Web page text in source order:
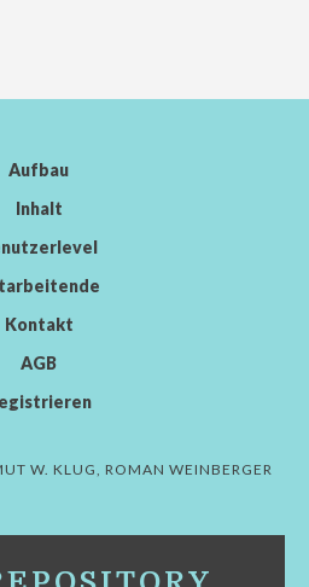
Aufbau
Inhalt
Kontakt
AGB
W. KLUG, ROMAN WEINBERGER